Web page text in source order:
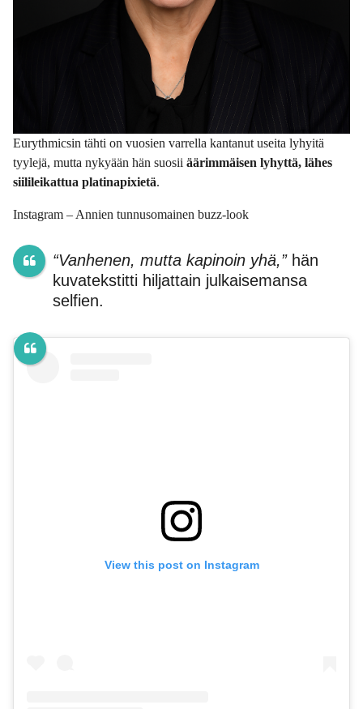
Eurythmicsin tähti on vuosien varrella kantanut useita lyhyitä
tyylejä, mutta nykyään hän suosii äärimmäisen lyhyttä, lähes
siilileikattua platinapixietä.
Instagram – Annien tunnusomainen buzz-look
“Vanhenen, mutta kapinoin yhä,”hän
kuvatekstitti hiljattain julkaisemansa
selfien.
View this post on Instagram